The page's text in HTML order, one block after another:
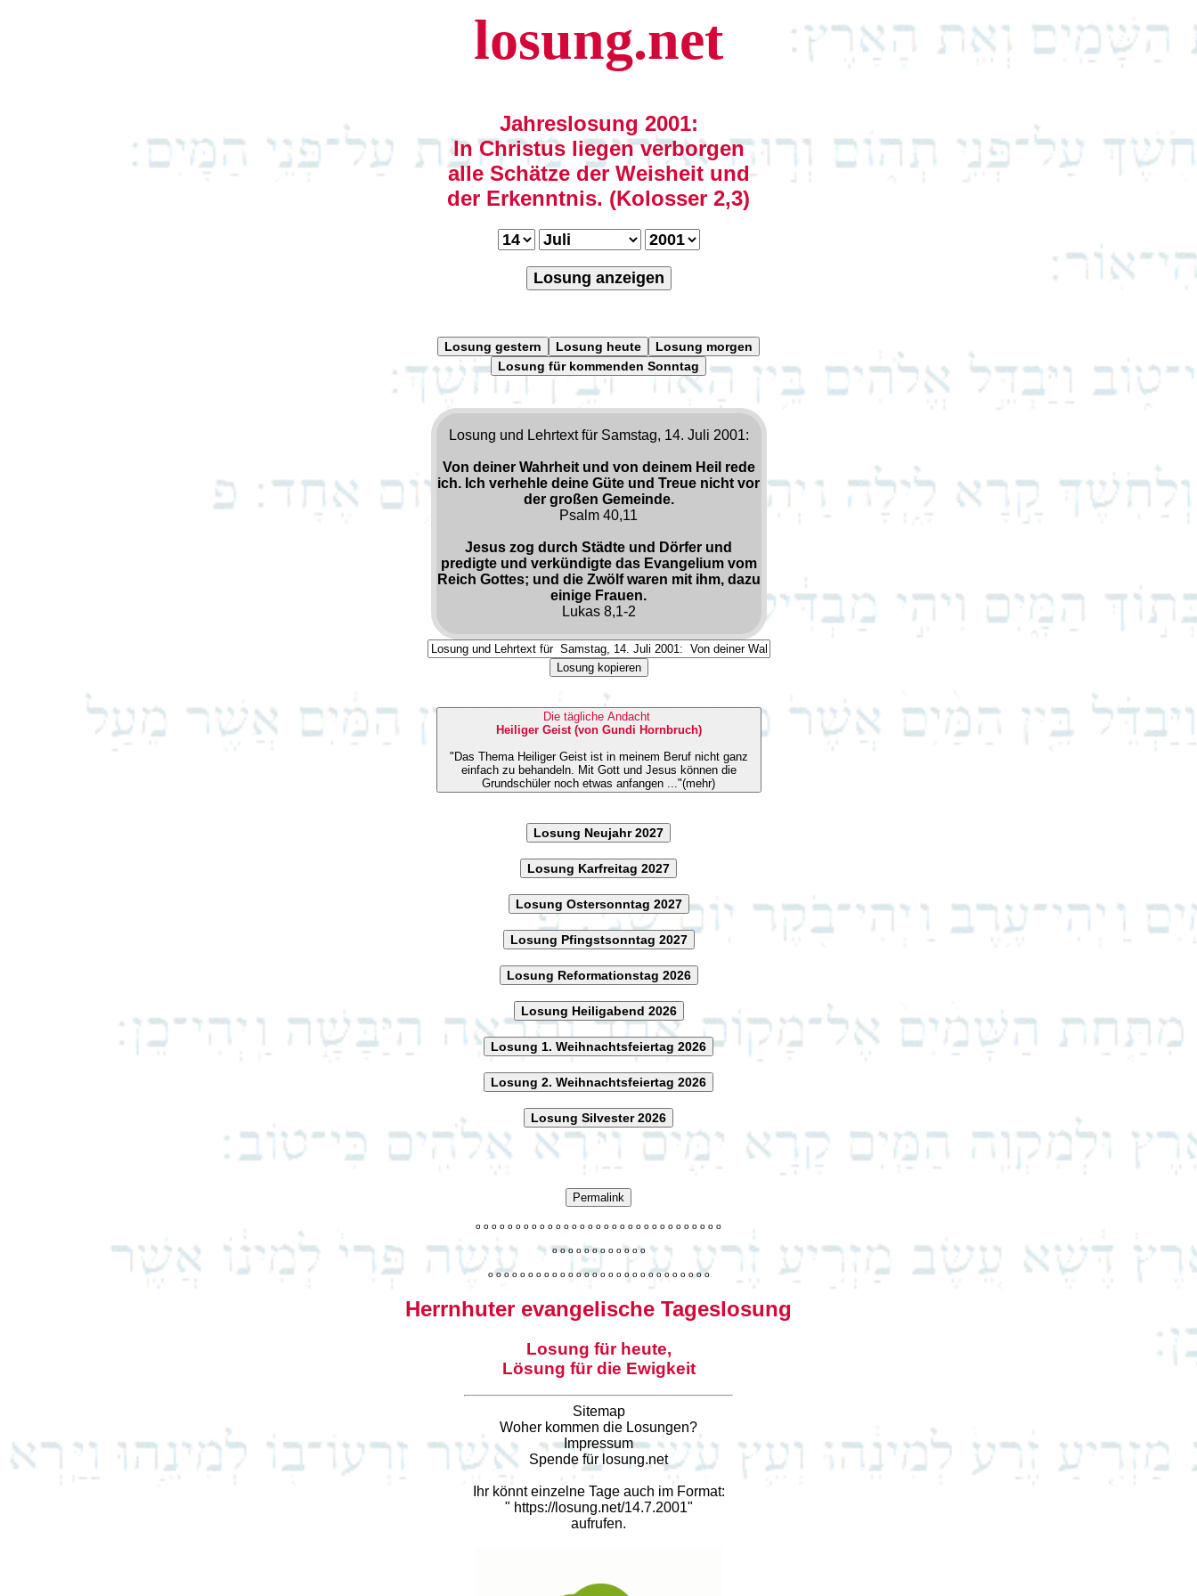
losung.net
Jahreslosung 2001:
In Christus liegen verborgen
alle Schätze der Weisheit und
der Erkenntnis. (Kolosser 2,3)
Losung anzeigen
Losung gestern Losung heute
Losung morgen
Losung für kommenden Sonntag
Losung und Lehrtext für Samstag, 14. Juli 2001:
Von deiner Wahrheit und von deinem Heil rede
ich. Ich verhehle deine Güte und Treue nicht vor
der großen Gemeinde.
Psalm 40,11
Jesus zog durch Städte und Dörfer und
predigte und verkündigte das Evangelium vom
Reich Gottes; und die Zwölf waren mit ihm, dazu
einige Frauen.
Lukas 8,1-2
Losung kopieren
Die tägliche Andacht
Heiliger Geist (von Gundi Hornbruch)
"Das Thema Heiliger Geist ist in meinem Beruf nicht ganz
einfach zu behandeln. Mit Gott und Jesus können die
Grundschüler noch etwas anfangen ..."(mehr)
Losung Neujahr 2027
Losung Karfreitag 2027
Losung Ostersonntag 2027
Losung Pfingstsonntag 2027
Losung Reformationstag 2026
Losung Heiligabend 2026
Losung 1. Weihnachtsfeiertag 2026
Losung 2. Weihnachtsfeiertag 2026
Losung Silvester 2026
Permalink
o o o o o o o o o o o o o o o o o o o o o o o o o o o o o o o
o o o o o o o o o o o o
o o o o o o o o o o o o o o o o o o o o o o o o o o o o
Herrnhuter evangelische Tageslosung
Losung für heute,
Lösung für die Ewigkeit
Sitemap
Woher kommen die Losungen?
Impressum
Spende für losung.net
Ihr könnt einzelne Tage auch im Format:
" https://losung.net/14.7.2001"
aufrufen.